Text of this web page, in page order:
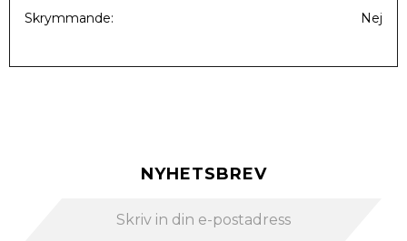
Skrymmande Nej
NYHETSBREV